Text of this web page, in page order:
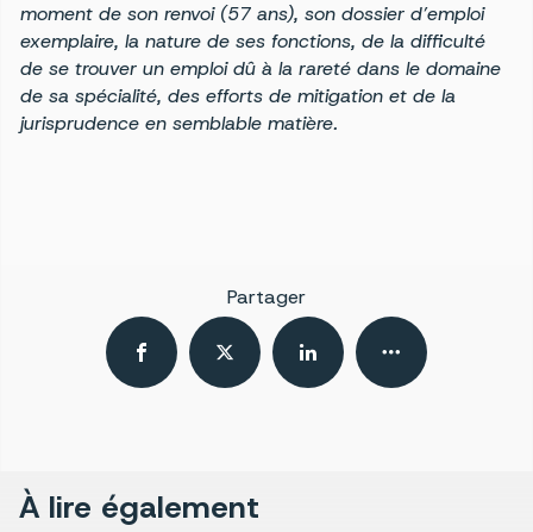
moment de son renvoi (57 ans), son dossier d’emploi
exemplaire, la nature de ses fonctions, de la difficulté
de se trouver un emploi dû à la rareté dans le domaine
de sa spécialité, des efforts de mitigation et de la
jurisprudence en semblable matière.
Partager
À lire également